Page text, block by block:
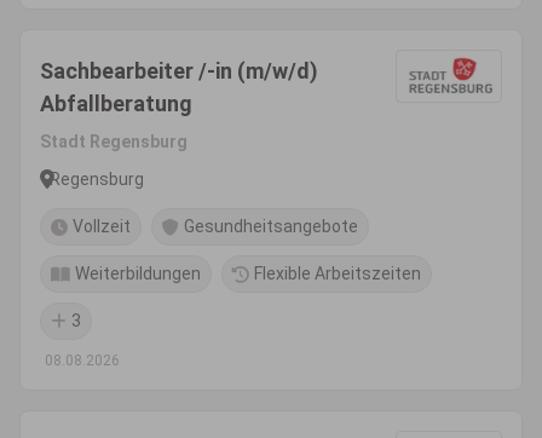
Sachbearbeiter /-in (m/w/d)
Abfallberatung
Stadt Regensburg
Regensburg
Vollzeit Gesundheitsangebote
Weiterbildungen Flexible Arbeitszeiten
3
08.08.2026